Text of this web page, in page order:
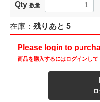
Qty 数量
在庫： 残りあと 5
Please login to
商品を購入するにはログインして